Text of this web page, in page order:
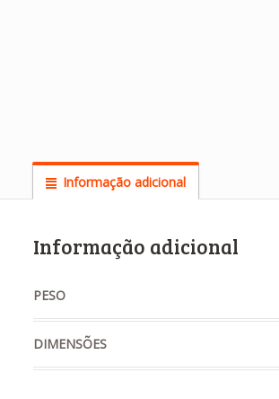
Informação adicional
Informação adicional
PESO
DIMENSÕES